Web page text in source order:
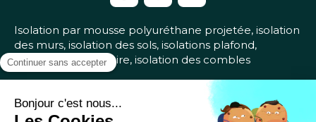
Isolation par mousse polyuréthane projetée, isolation
des murs, isolation des sols, isolations plafond,
isolation vide sanitaire, isolation des combles
Demander un devis